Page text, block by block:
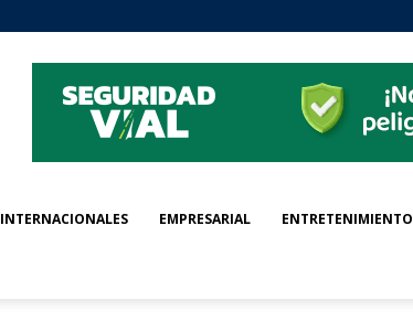
INTERNACIONALES EMPRESARIAL ENTRETENIMIENTO